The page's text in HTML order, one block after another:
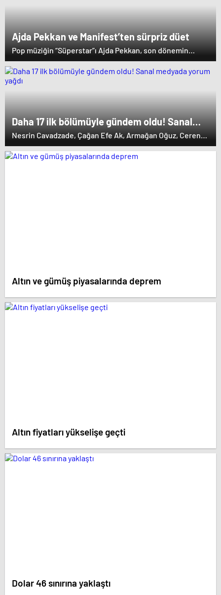
Ajda Pekkan ve Manifest’ten sürpriz düet
Pop müziğin “Süperstar”ı Ajda Pekkan, son dönemin
dikkat çeken müzik gruplarından Manifest ile aynı projede
buluştu. “Hileli” adlı şarkı kısa sürede dinleyicilerin ilgisini
çekerken, parça ve klip sosyal medyada geniş yankı
Daha 17 ilk bölümüyle gündem oldu! Sanal
medyada yorum yağdı
Nesrin Cavadzade, Çağan Efe Ak, Armağan Oğuz, Ceren
Ayruk, Ata Yaşat, Dilara Aksüyek, Çağdaş Onur Öztürk,
Melis Babadağ, Helin Elveren ve Bülent Seyran gibi
Altın ve gümüş piyasalarında deprem
Altın fiyatları yükselişe geçti
Dolar 46 sınırına yaklaştı